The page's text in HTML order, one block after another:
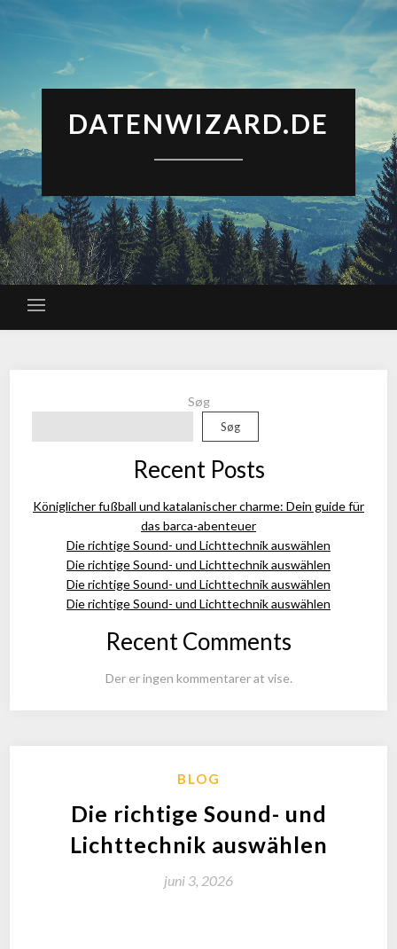
DATENWIZARD.DE
Søg
Søg
Recent Posts
Königlicher fußball und katalanischer charme: Dein guide für
das barca-abenteuer
Die richtige Sound- und Lichttechnik auswählen
Die richtige Sound- und Lichttechnik auswählen
Die richtige Sound- und Lichttechnik auswählen
Die richtige Sound- und Lichttechnik auswählen
Recent Comments
Der er ingen kommentarer at vise.
BLOG
Die richtige Sound- und
Lichttechnik auswählen
juni 3, 2026